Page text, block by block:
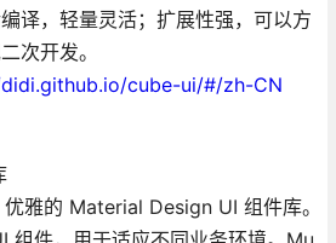
译，轻量灵活；扩展性强，可以方
次开发。
cube-ui/#/zh-CN
雅的 Material Design UI 组件库。